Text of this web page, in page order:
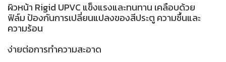
ผิวหน้า Rigid UPVC แข็งแรงและทนทาน เคลือบด้วย
ฟิล์ม ป้องกันการเปลี่ยนแปลงของสีประตู ความชื้นและ
ความร้อน
ง่ายต่อการทำความสะอาด